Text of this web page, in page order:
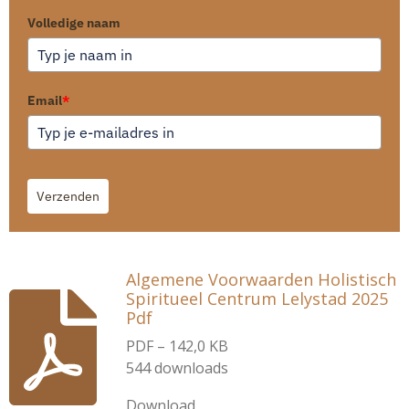
Volledige naam
Email*
Verzenden
Algemene Voorwaarden Holistisch
Spiritueel Centrum Lelystad 2025
Pdf
PDF – 142,0 KB
544 downloads
Download